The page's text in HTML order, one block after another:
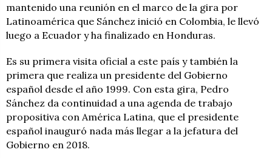
mantenido una reunión en el marco de la gira por
Latinoamérica que Sánchez inició en Colombia, le llevó
luego a Ecuador y ha finalizado en Honduras.
Es su primera visita oficial a este país y también la
primera que realiza un presidente del Gobierno
español desde el año 1999. Con esta gira, Pedro
Sánchez da continuidad a una agenda de trabajo
propositiva con América Latina, que el presidente
español inauguró nada más llegar a la jefatura del
Gobierno en 2018.